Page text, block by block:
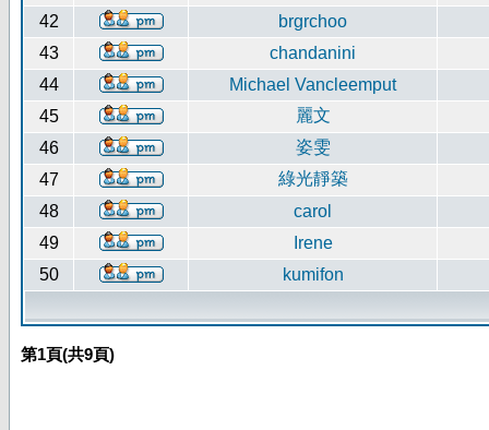
42
brgrchoo
43
chandanini
44
Michael Vancleemput
45
麗文
46
姿雯
47
綠光靜築
48
carol
49
Irene
50
kumifon
第1頁(共9頁)